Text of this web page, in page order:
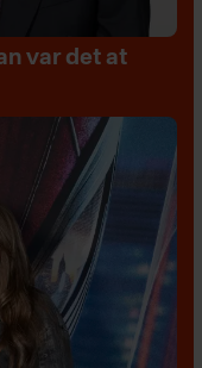
var det at